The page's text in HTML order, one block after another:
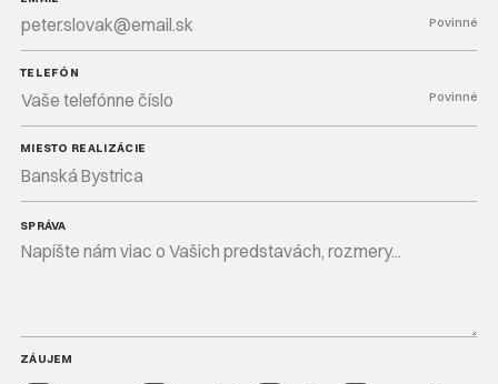
Povinné
TELEFÓN
Povinné
MIESTO REALIZÁCIE
SPRÁVA
ZÁUJEM